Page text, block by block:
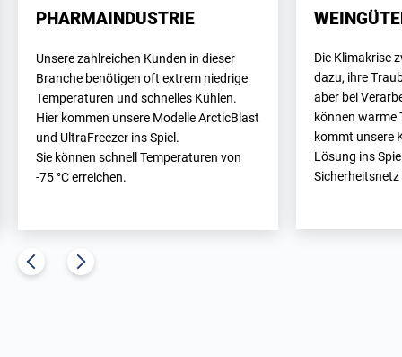
PHARMAINDUSTRIE
Unsere zahlreichen Kunden in dieser
Branche benötigen oft extrem niedrige
Temperaturen und schnelles Kühlen.
Hier kommen unsere Modelle ArcticBlast
und UltraFreezer ins Spiel.
Sie können schnell Temperaturen von
-75 °C erreichen.
Die Klimakrise
dazu, ihre
aber bei
können warme
kommt unsere
Lösung ins